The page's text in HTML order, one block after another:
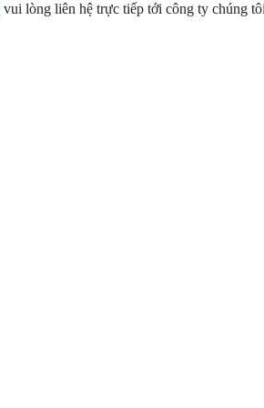
vui lòng liên hệ trực tiếp tới công ty chúng